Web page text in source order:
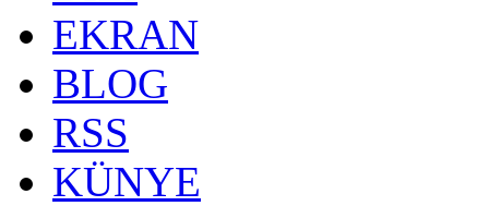
EKRAN
BLOG
RSS
KÜNYE